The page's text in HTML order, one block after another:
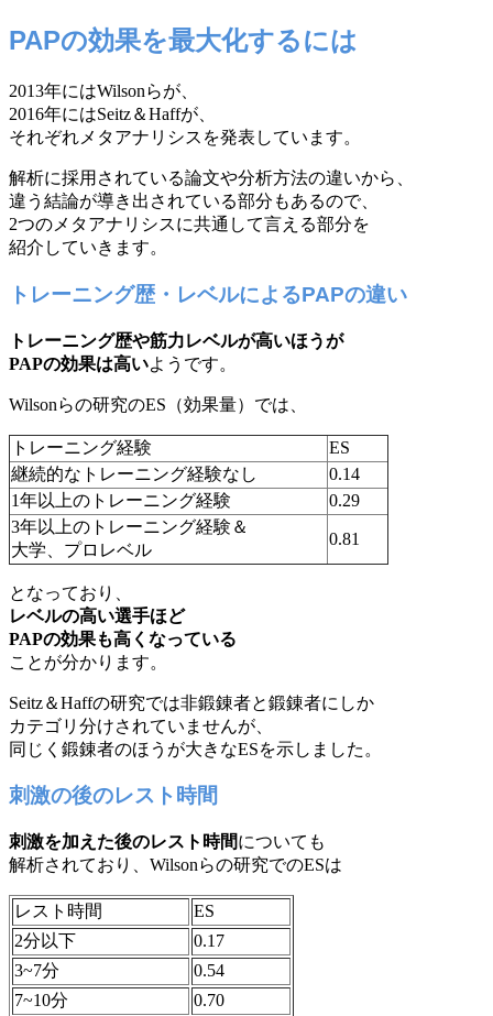
PAPの効果を最大化するには
2013年にはWilsonらが、
2016年にはSeitz＆Haffが、
それぞれメタアナリシスを発表しています。
解析に採用されている論文や分析方法の違いから、
違う結論が導き出されている部分もあるので、
2つのメタアナリシスに共通して言える部分を
紹介していきます。
トレーニング歴・レベルによるPAPの違い
トレーニング歴や筋力レベルが高いほうが
PAPの効果は高いようです。
Wilsonらの研究のES（効果量）では、
トレーニング経験
ES
継続的なトレーニング経験なし
0.14
1年以上のトレーニング経験
0.29
3年以上のトレーニング経験＆
大学、プロレベル
0.81
となっており、
レベルの高い選手ほど
PAPの効果も高くなっている
ことが分かります。
Seitz＆Haffの研究では非鍛錬者と鍛錬者にしか
カテゴリ分けされていませんが、
同じく鍛錬者のほうが大きなESを示しました。
刺激の後のレスト時間
刺激を加えた後のレスト時間についても
解析されており、Wilsonらの研究でのESは
レスト時間
ES
2分以下
0.17
3~7分
0.54
7~10分
0.70